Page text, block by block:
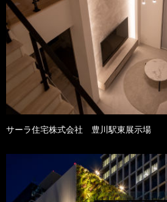
サーラ住宅株式会社 豊川駅東展示場